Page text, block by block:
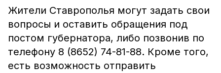
Жители Ставрополья могут задать свои
вопросы и оставить обращения под
постом губернатора, либо позвонив по
телефону 8 (8652) 74-81-88. Кроме того,
есть возможность отправить